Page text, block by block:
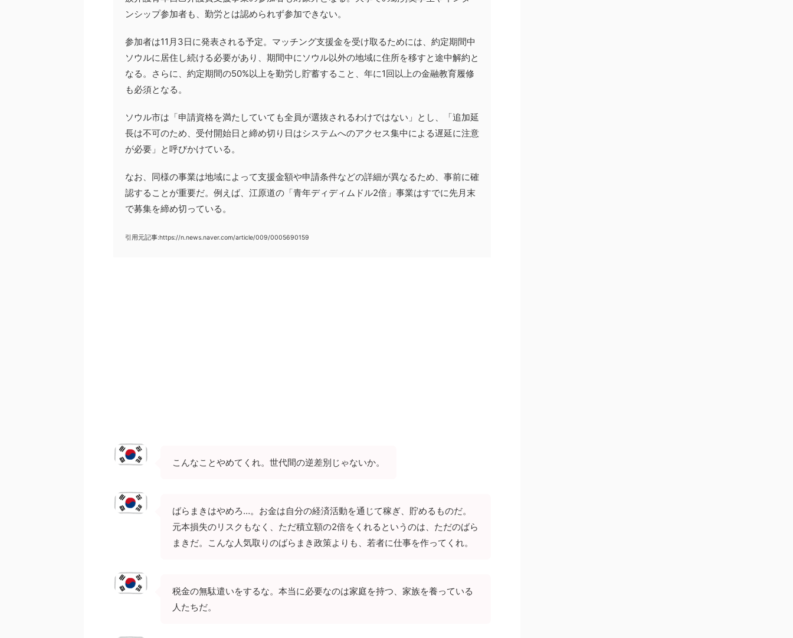
ンシップ参加者も、勤労とは認められず参加できない。
参加者は11月3日に発表される予定。マッチング支援金を受け取るためには、約定期間中
ソウルに居住し続ける必要があり、期間中にソウル以外の地域に住所を移すと途中解約と
なる。さらに、約定期間の50%以上を勤労し貯蓄すること、年に1回以上の金融教育履修
も必須となる。
ソウル市は「申請資格を満たしていても全員が選抜されるわけではない」とし、「追加延
長は不可のため、受付開始日と締め切り日はシステムへのアクセス集中による遅延に注意
が必要」と呼びかけている。
なお、同様の事業は地域によって支援金額や申請条件などの詳細が異なるため、事前に確
認することが重要だ。例えば、江原道の「青年ディディムドル2倍」事業はすでに先月末
で募集を締め切っている。
引用元記事:https://n.news.naver.com/article/009/0005690159
こんなことやめてくれ。世代間の逆差別じゃないか。
ばらまきはやめろ…。お金は自分の経済活動を通じて稼ぎ、貯めるものだ。
元本損失のリスクもなく、ただ積立額の2倍をくれるというのは、ただのばら
まきだ。こんな人気取りのばらまき政策よりも、若者に仕事を作ってくれ。
税金の無駄遣いをするな。本当に必要なのは家庭を持つ、家族を養っている
人たちだ。